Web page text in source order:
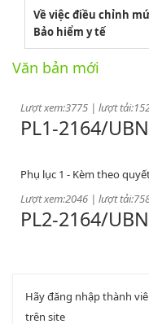
Về việc điều chỉnh
Bảo hiểm y tế
Văn bản mới
2164/
Quyết định phê duyệt
PL1-2164/
Lượt xem:2046 | lượt
PL2-2164/
PL3-2164/
Hãy đăng nhập thành
trên site